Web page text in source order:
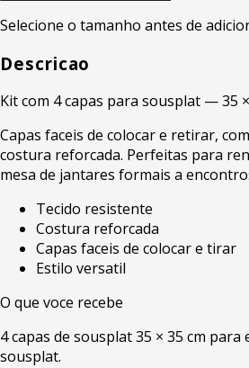
Selecione o tamanho antes de
Descricao
Kit com 4 capas para sousplat — 35
Capas faceis de colocar e retirar,
costura reforcada. Perfeitas para
mesa de jantares formais a
Tecido resistente
Costura reforcada
Capas faceis de colocar e tirar
Estilo versatil
O que voce recebe
4 capas de sousplat 35 × 35 cm para
sousplat.